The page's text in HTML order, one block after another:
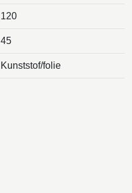
120
45
Kunststof/folie